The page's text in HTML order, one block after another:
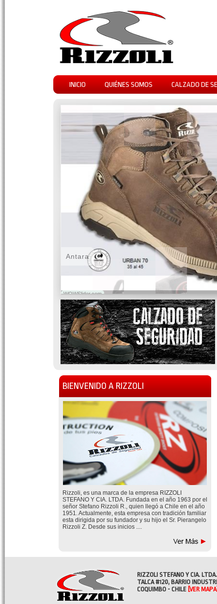
INICIO QUIÉNES SOMOS CALZADO DE
WOWSlider.com
Antara
BIENVENIDO A RIZZOLI
Rizzoli, es una marca de la empresa RIZZOLI
STEFANO Y CIA. LTDA. Fundada en el año 1963 por el
señor Stefano Rizzoli R., quien llegó a Chile en el año
1951. Actualmente, esta empresa con tradición familiar
esta dirigida por su fundador y su hijo el Sr. Pierangelo
Rizzoli Z. Desde sus inicios ....
RIZZOLI STEFANO Y CIA. LTDA.
TALCA #120, BARRIO
COQUIMBO - CHILE [VER